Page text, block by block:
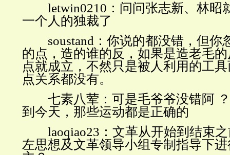
letwin0210 ：问问张志新、林昭
一个人的独裁了
soustand ：你说的都没错，但你
的点，造的谁的反，如果是造老毛
点就成立，不然只是被人利用的工
点关系都没有。
七素八荤：可是毛爷爷没错阿
到今天，那些运动都是正确的
laoqiao23 ：文革从开始到结束
左思想及文革领导小组专制指导下